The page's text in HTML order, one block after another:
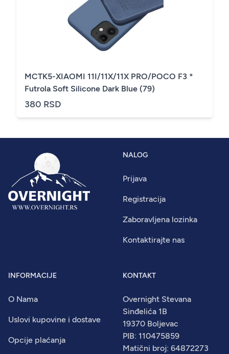
MCTK5-XIAOMI 11I/11X/11X PRO/POCO F3 *
Futrola Soft Silicone Dark Blue (79)
380 RSD
NALOG
Prijava
Registracija
Zaboravljena lozinka
Kontaktirajte nas
INFORMACIJE
O Nama
Uslovi kupovine i dostave
Opcije plaćanja
KONTAKT
Overnight Stevana
Sinđelića 1B
19370 Boljevac
PIB: 110475859
Matični broj: 64872273